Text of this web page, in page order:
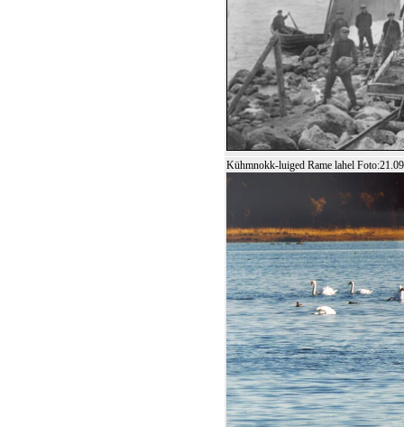
Kühmnokk-luiged Rame lahel